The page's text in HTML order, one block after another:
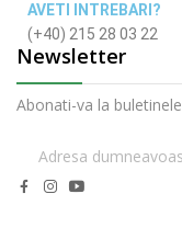
AVETI INTREBARI?
(+40) 215 28 03 22
Newsletter
Abonati-va la